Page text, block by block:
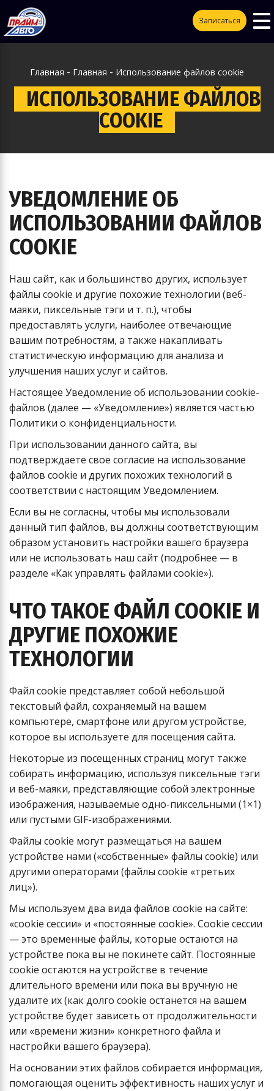
Записаться
Главная - Главная - Использование файлов cookie
ИСПОЛЬЗОВАНИЕ ФАЙЛОВ
COOKIE
УВЕДОМЛЕНИЕ ОБ
ИСПОЛЬЗОВАНИИ ФАЙЛОВ
COOKIE
Наш сайт, как и большинство других, использует
файлы cookie и другие похожие технологии (веб-
маяки, пиксельные тэги и т. п.), чтобы
предоставлять услуги, наиболее отвечающие
вашим потребностям, а также накапливать
статистическую информацию для анализа и
улучшения наших услуг и сайтов.
Настоящее Уведомление об использовании cookie-
файлов (далее — «Уведомление») является частью
Политики о конфиденциальности.
При использовании данного сайта, вы
подтверждаете свое согласие на использование
файлов cookie и других похожих технологий в
соответствии с настоящим Уведомлением.
Если вы не согласны, чтобы мы использовали
данный тип файлов, вы должны соответствующим
образом установить настройки вашего браузера
или не использовать наш сайт (подробнее — в
разделе «Как управлять файлами cookie»).
ЧТО ТАКОЕ ФАЙЛ COOKIE И
ДРУГИЕ ПОХОЖИЕ
ТЕХНОЛОГИИ
Файл cookie представляет собой небольшой
текстовый файл, сохраняемый на вашем
компьютере, смартфоне или другом устройстве,
которое вы используете для посещения сайта.
Некоторые из посещенных страниц могут также
собирать информацию, используя пиксельные тэги
и веб-маяки, представляющие собой электронные
изображения, называемые одно-пиксельными (1×1)
или пустыми GIF-изображениями.
Файлы cookie могут размещаться на вашем
устройстве нами («собственные» файлы cookie) или
другими операторами (файлы cookie «третьих
лиц»).
Мы используем два вида файлов cookie на сайте:
«cookie сессии» и «постоянные cookie». Cookie сессии
— это временные файлы, которые остаются на
устройстве пока вы не покинете сайт. Постоянные
cookie остаются на устройстве в течение
длительного времени или пока вы вручную не
удалите их (как долго cookie останется на вашем
устройстве будет зависеть от продолжительности
или «времени жизни» конкретного файла и
настройки вашего браузера).
На основании этих файлов собирается информация,
помогающая оценить эффективность наших услуг и